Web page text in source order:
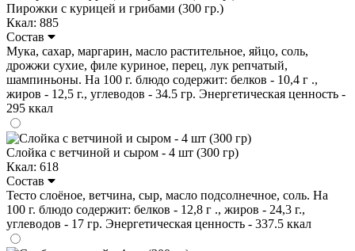
Пирожки с курицей и грибами (300 гр.)
Ккал: 885
Состав
Мука, сахар, маргарин, масло растительное, яйцо, соль,
дрожжи сухие, филе куриное, перец, лук репчатый,
шампиньоны. На 100 г. блюдо содержит: белков - 10,4 г .,
жиров - 12,5 г., углеводов - 34.5 гр. Энергетическая ценность -
295 ккал
Слойка с ветчиной и сыром - 4 шт (300 гр)
Ккал: 618
Состав
Тесто слоёное, ветчина, сыр, масло подсолнечное, соль. На
100 г. блюдо содержит: белков - 12,8 г ., жиров - 24,3 г.,
углеводов - 17 гр. Энергетическая ценность - 337.5 ккал